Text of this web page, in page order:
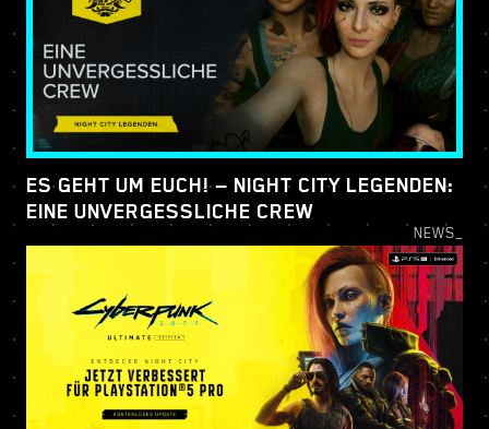
ES GEHT UM EUCH! — NIGHT CITY LEGENDEN:
EINE UNVERGESSLICHE CREW
NEWS_